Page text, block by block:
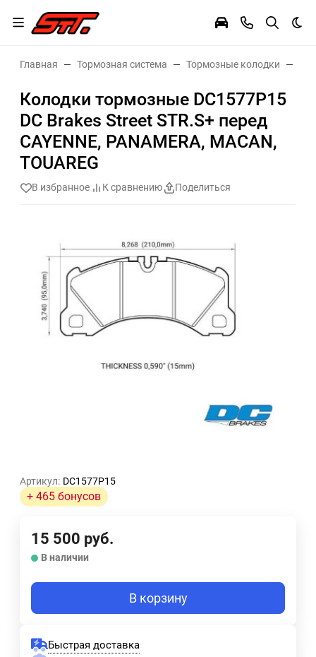
Главная Тормозная система Тормозные колодки
Колодки тормозные DC1577P15
DC Brakes Street STR.S+ перед
CAYENNE, PANAMERA, MACAN,
TOUAREG
В избранное К сравнению Поделиться
Артикул: DC1577P15
+ 465 бонусов
15 500 руб.
В наличии
В корзину
Быстрая доставка